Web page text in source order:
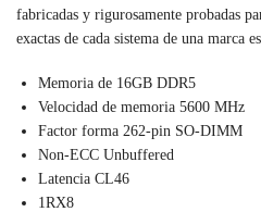
fabricadas y rigurosamente probadas
exactas de cada sistema de una marca
Memoria de 16GB DDR5
Velocidad de memoria 5600 MHz
Factor forma 262-pin SO-DIMM
Non-ECC Unbuffered
Latencia CL46
1RX8